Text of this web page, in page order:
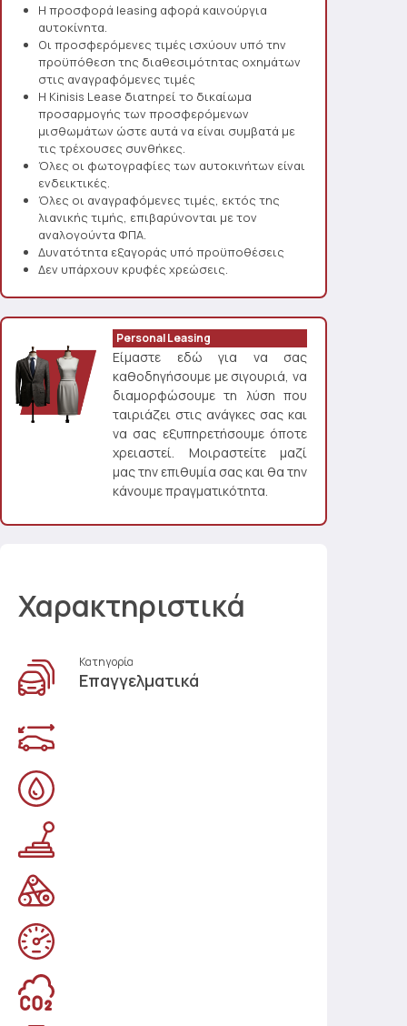
Η προσφορά leasing αφορά καινούργια
αυτοκίνητα.
Οι προσφερόμενες τιμές ισχύουν υπό την
προϋπόθεση της διαθεσιμότητας οχημάτων
στις αναγραφόμενες τιμές
Η Kinisis Lease διατηρεί το δικαίωμα
προσαρμογής των προσφερόμενων
μισθωμάτων ώστε αυτά να είναι συμβατά με
τις τρέχουσες συνθήκες.
Όλες οι φωτογραφίες των αυτοκινήτων είναι
ενδεικτικές.
Όλες οι αναγραφόμενες τιμές, εκτός της
λιανικής τιμής, επιβαρύνονται με τον
αναλογούντα ΦΠΑ.
Δυνατότητα εξαγοράς υπό προϋποθέσεις
Δεν υπάρχουν κρυφές χρεώσεις.
Personal Leasing
Είμαστε εδώ για να σας
καθοδηγήσουμε με σιγουριά, να
διαμορφώσουμε τη λύση που
ταιριάζει στις ανάγκες σας και
να σας εξυπηρετήσουμε όποτε
χρειαστεί. Μοιραστείτε μαζί
μας την επιθυμία σας και θα την
κάνουμε πραγματικότητα.
Χαρακτηριστικά
Κατηγορία
Επαγγελματικά